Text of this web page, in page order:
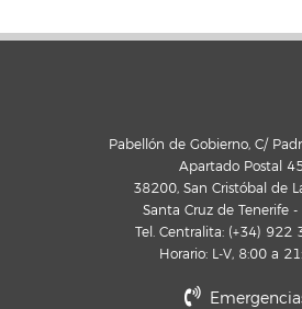
Pabellón de Gobierno, C/
Apartado Postal
38200, San Cristóbal de
Santa Cruz de Tenerife -
Tel. Centralita: (+34) 922
Horario: L-V, 8:00 a